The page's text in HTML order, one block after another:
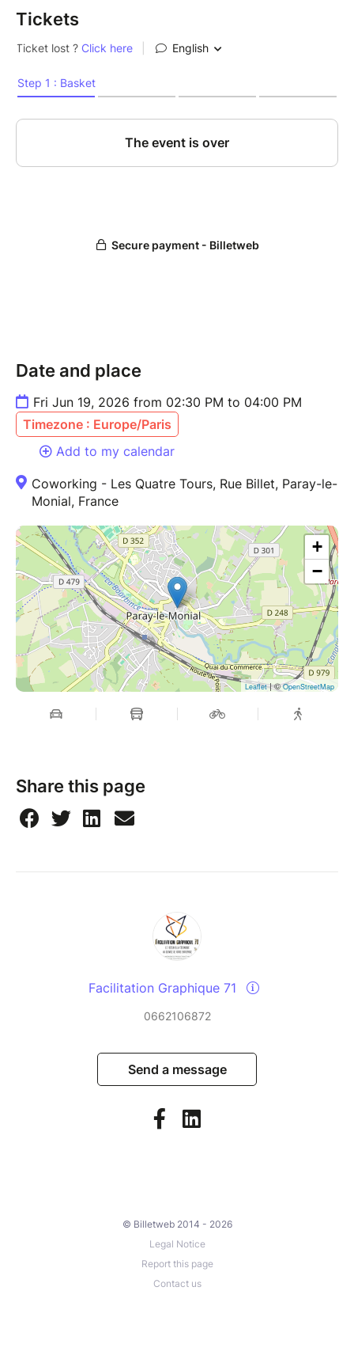
=> LA FACILITATION GRAPHIQUE, C'EST QUOI ?
=> À QUOI ÇA SERT ?
•Tarif : 20 euros
pas disponible ? Dîtes-le nous !
=> www.fg71.fr
Tickets
Date and place
Fri Jun 19, 2026 from 02:30 PM to 04:00 PM
Timezone : Europe/Paris
Add to my calendar
Coworking - Les Quatre Tours, Rue Billet, Paray-le-
Monial, France
+
−
Leaflet| ©OpenStreetMap
Share this page
Facilitation Graphique 71
0662106872
Send a message
© Billetweb 2014 - 2026
Legal Notice
Report this page
Contact us